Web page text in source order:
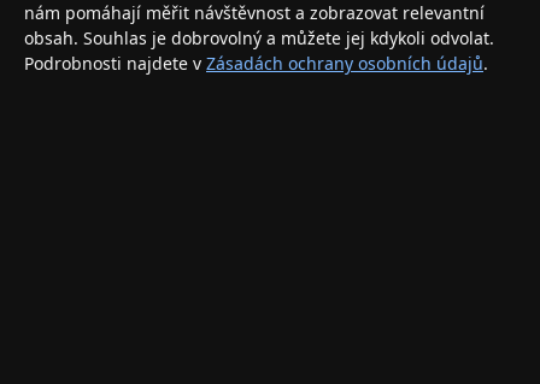
INFORMACE
Doprava a doručení
nám pomáhají měřit návštěvnost a zobrazovat relevantní
obsah. Souhlas je dobrovolný a můžete jej kdykoli odvolat.
Podrobnosti najdete v Zásadách ochrany osobních údajů.